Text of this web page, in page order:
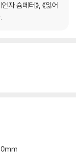
자 슘페터》, 《잃어